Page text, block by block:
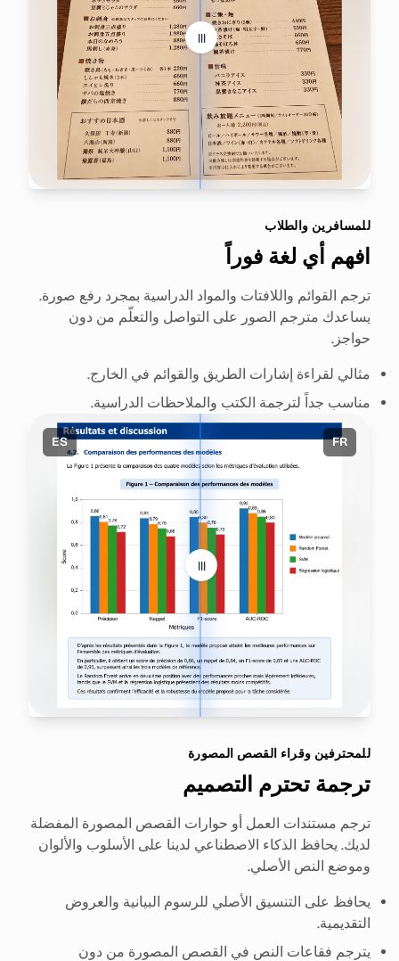
للمسافرين والطلاب
افهم أي لغة فوراً
ترجم القوائم واللافتات والمواد الدراسية بمجرد رفع صورة.
يساعدك مترجم الصور على التواصل والتعلّم من دون
حواجز.
مثالي لقراءة إشارات الطريق والقوائم في الخارج.
مناسب جداً لترجمة الكتب والملاحظات الدراسية.
ES FR
للمحترفين وقراء القصص المصورة
ترجمة تحترم التصميم
ترجم مستندات العمل أو حوارات القصص المصورة المفضلة
لديك. يحافظ الذكاء الاصطناعي لدينا على الأسلوب والألوان
وموضع النص الأصلي.
يحافظ على التنسيق الأصلي للرسوم البيانية والعروض
التقديمية.
يترجم فقاعات النص في القصص المصورة من دون